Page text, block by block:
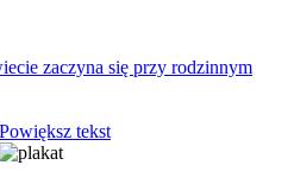
zaczyna się przy rodzinnym
Powiększ tekst